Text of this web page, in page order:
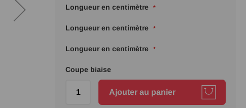
Longueur en centimètre
Longueur en centimètre
Longueur en centimètre
Coupe biaise
Ajouter au panier